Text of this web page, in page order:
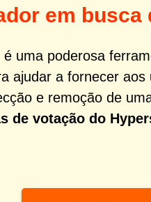
em busca
é uma poderosa
ajudar a fornecer
e remoção de
de votação do